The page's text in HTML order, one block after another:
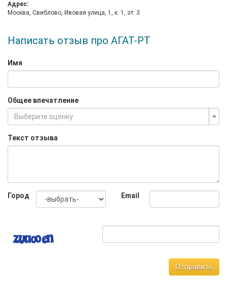
Адрес:
Москва, Свиблово, Ивовая улица, 1, к. 1, эт. 3
Написать отзыв про АГАТ-РТ
Имя
Общее впечатление
Выберите оценку
Текст отзыва
Город Email
Отправить